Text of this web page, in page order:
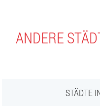
ANDERE
STÄDTE